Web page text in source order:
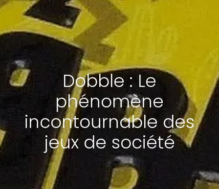
Dobble : Le
phénomène
incontournable des
jeux de société